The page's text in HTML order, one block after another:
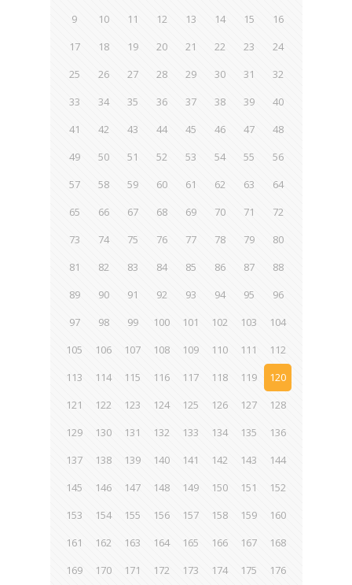
9
10 11 12 13 14 15
16
17
18 19 20 21 22 23
24
25
26 27 28 29 30 31
32
33
34 35 36 37 38 39
40
41
42 43 44 45 46 47
48
49
50 51 52 53 54 55
56
57
58 59 60 61 62 63
64
65
66 67 68 69 70 71
72
73
74 75 76 77 78 79
80
81
82 83 84 85 86 87
88
89
90 91 92 93 94 95
96
97
98 99 100 101 102 103
104
105
106 107 108 109 110 111
112
113
114 115 116 117 118 119
120
121
122 123 124 125 126 127
128
129
130 131 132 133 134 135
136
137
138 139 140 141 142 143
144
145
146 147 148 149 150 151
152
153
154 155 156 157 158 159
160
161
162 163 164 165 166 167
168
169
170 171 172 173 174 175
176